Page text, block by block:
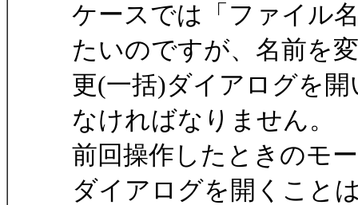
ケースでは「ファイル
たいのですが、名前を変
更(一括)ダイアログを
なければなりません。
前回操作したときのモ
ダイアログを開くこと